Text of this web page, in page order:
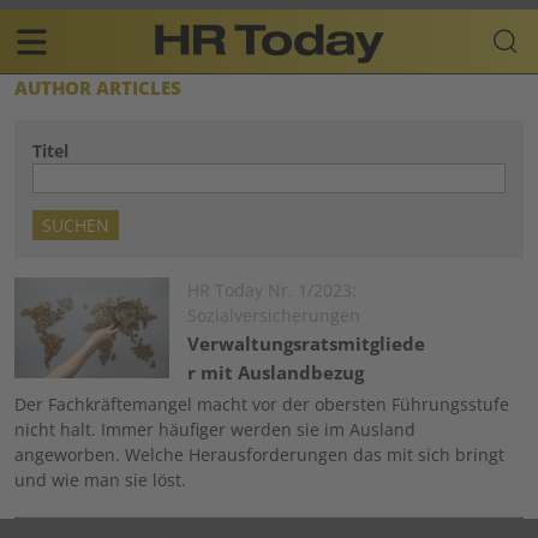
Skip
content
Plattform
für
Human
Main
DE
AUTHOR ARTICLES
Titel
HR Today Nr. 1/2023:
Sozialversicherungen
Verwaltungsratsmitgliede
r mit Auslandbezug
Der Fachkräftemangel macht vor der obersten Führungsstufe
nicht halt. Immer häufiger werden sie im Ausland
angeworben. Welche Herausforderungen das mit sich bringt
und wie man sie löst.